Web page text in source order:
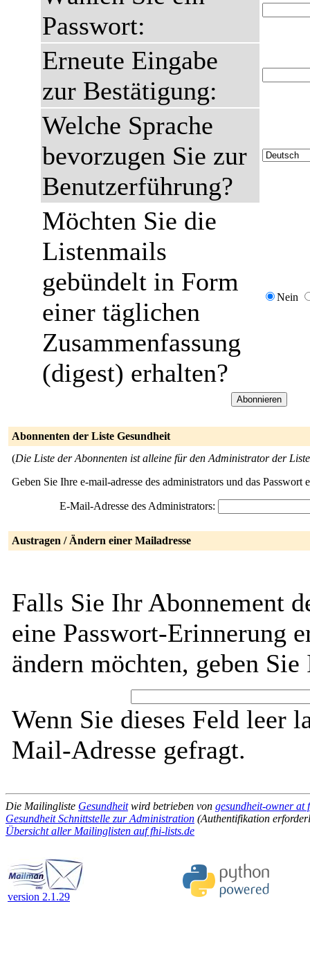
Passwort:
Erneute Eingabe
zur Bestätigung:
Welche Sprache
bevorzugen Sie zur
Benutzerführung?
Möchten Sie die
Listenmails
gebündelt in Form
einer täglichen
Zusammenfassung
(digest) erhalten?
Nein
Abonnenten der Liste Gesundheit
(Die Liste der Abonnenten ist alleine für den Administrator der
Geben Sie Ihre e-mail-adresse des administrators und das
E-Mail-Adresse des Administrators:
Austragen / Ändern einer Mailadresse
Falls Sie Ihr Abonnement
eine Passwort-Erinnerung
ändern möchten, geben
Wenn Sie dieses Feld leer
Mail-Adresse gefragt.
Die Mailingliste Gesundheitwird betrieben von gesundheit-owner at
Gesundheit Schnittstelle zur Administration (Authentifikation
Übersicht aller Mailinglisten auf fhi-lists.de
version 2.1.29